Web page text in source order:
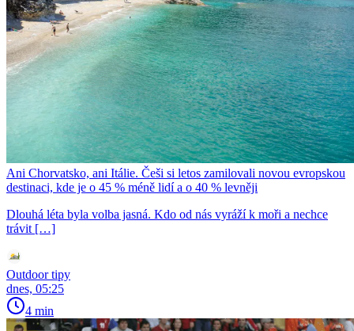
Ani Chorvatsko, ani Itálie. Češi si letos zamilovali novou evropskou
destinaci, kde je o 45 % méně lidí a o 40 % levněji
Dlouhá léta byla volba jasná. Kdo od nás vyráží k moři a nechce
trávit […]
Outdoor tipy
dnes, 05:25
4 min